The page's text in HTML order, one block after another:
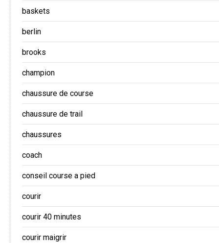
baskets
berlin
brooks
champion
chaussure de course
chaussure de trail
chaussures
coach
conseil course a pied
courir
courir 40 minutes
courir maigrir